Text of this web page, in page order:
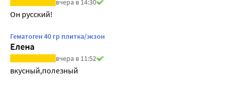
вчера в 14:30
Он русский!
Гематоген 40 гр плитка/экзон
Елена
вчера в 11:52
вкусный,полезный